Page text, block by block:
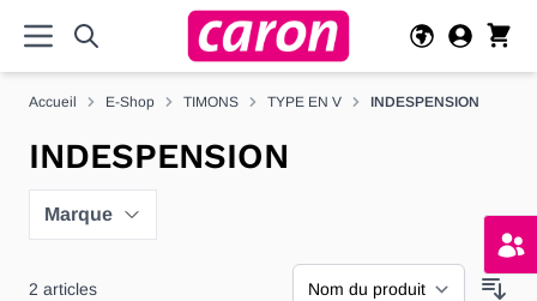
Accueil E-Shop TIMONS TYPE EN V INDESPENSION
INDESPENSION
Marque
2 articles